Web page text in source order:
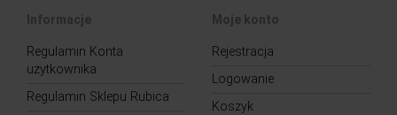
Informacje
Regulamin Konta
użytkownika
Regulamin Sklepu Rubica
Moje konto
Rejestracja
Logowanie
Koszyk